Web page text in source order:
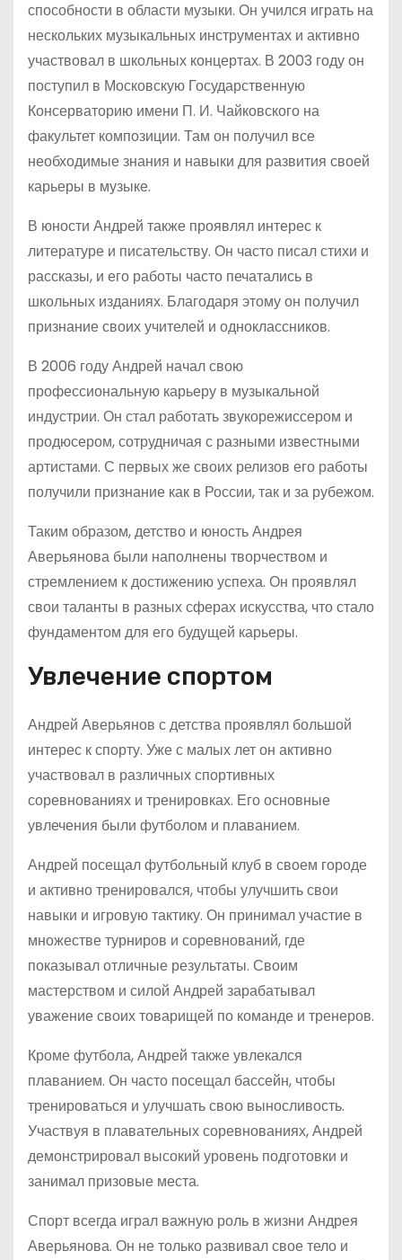
способности в области музыки. Он учился играть на
нескольких музыкальных инструментах и активно
участвовал в школьных концертах. В 2003 году он
поступил в Московскую Государственную
Консерваторию имени П. И. Чайковского на
факультет композиции. Там он получил все
необходимые знания и навыки для развития своей
карьеры в музыке.
В юности Андрей также проявлял интерес к
литературе и писательству. Он часто писал стихи и
рассказы, и его работы часто печатались в
школьных изданиях. Благодаря этому он получил
признание своих учителей и одноклассников.
В 2006 году Андрей начал свою
профессиональную карьеру в музыкальной
индустрии. Он стал работать звукорежиссером и
продюсером, сотрудничая с разными известными
артистами. С первых же своих релизов его работы
получили признание как в России, так и за рубежом.
Таким образом, детство и юность Андрея
Аверьянова были наполнены творчеством и
стремлением к достижению успеха. Он проявлял
свои таланты в разных сферах искусства, что стало
фундаментом для его будущей карьеры.
Увлечение спортом
Андрей Аверьянов с детства проявлял большой
интерес к спорту. Уже с малых лет он активно
участвовал в различных спортивных
соревнованиях и тренировках. Его основные
увлечения были футболом и плаванием.
Андрей посещал футбольный клуб в своем городе
и активно тренировался, чтобы улучшить свои
навыки и игровую тактику. Он принимал участие в
множестве турниров и соревнований, где
показывал отличные результаты. Своим
мастерством и силой Андрей зарабатывал
уважение своих товарищей по команде и тренеров.
Кроме футбола, Андрей также увлекался
плаванием. Он часто посещал бассейн, чтобы
тренироваться и улучшать свою выносливость.
Участвуя в плавательных соревнованиях, Андрей
демонстрировал высокий уровень подготовки и
занимал призовые места.
Спорт всегда играл важную роль в жизни Андрея
Аверьянова. Он не только развивал свое тело и